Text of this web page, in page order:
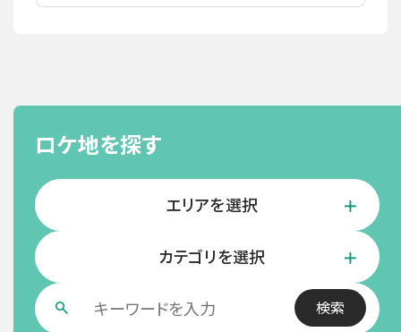
ロケ地を探す
エリアを選択
カテゴリを選択